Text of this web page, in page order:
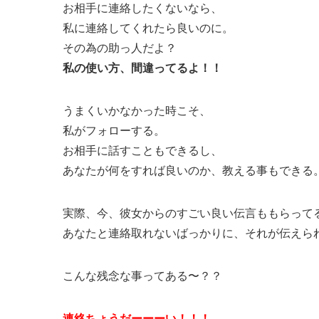
お相手に連絡したくないなら、
私に連絡してくれたら良いのに。
その為の助っ人だよ？
私の使い方、間違ってるよ！！
うまくいかなかった時こそ、
私がフォローする。
お相手に話すこともできるし、
あなたが何をすれば良いのか、教える事もできる。
実際、今、彼女からのすごい良い伝言ももらって
あなたと連絡取れないばっかりに、それが伝えら
こんな残念な事ってある〜？？